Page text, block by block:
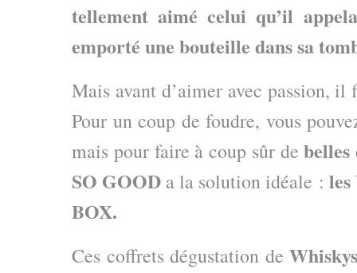
tellement aimé celui qu’il
emporté une bouteille dans sa
Mais avant d’aimer avec passion,
Pour un coup de foudre, vous
mais pour faire à coup sûr debelles
SO GOOD a la solution idéale :
BOX.
Ces coffrets dégustation de